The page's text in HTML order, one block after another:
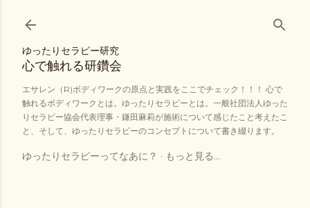
スキップしてメイン コンテンツに移動
ゆったりセラピー研究
心で触れる研鑽会
エサレン（R)ボディワークの原点と実践をここでチェック！！！ 心で
触れるボディワークとは。ゆったりセラピーとは。一般社団法人ゆった
りセラピー協会代表理事・鎌田麻莉が施術について感じたこと考えたこ
と、そして、ゆったりセラピーのコンセプトについて書き綴ります。
ゆったりセラピーってなあに？ もっと見る…